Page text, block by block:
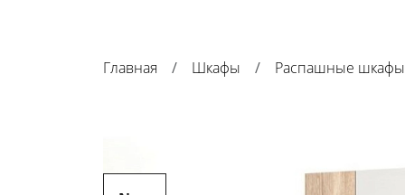
Главная Шкафы Распашные шкафы